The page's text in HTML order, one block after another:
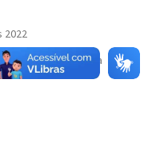
2022
da Família Isaura